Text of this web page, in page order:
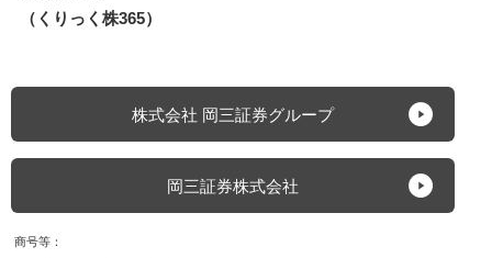
（くりっく株365）
株式会社 岡三証券グループ
岡三証券株式会社
商号等